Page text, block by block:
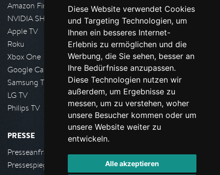
Diese Website verwendet Cookies
und Targeting Technologien, um
Ihnen ein besseres Internet-
Erlebnis zu ermöglichen und die
Werbung, die Sie sehen, besser an
Ihre Bedürfnisse anzupassen.
Diese Technologien nutzen wir
außerdem, um Ergebnisse zu
messen, um zu verstehen, woher
unsere Besucher kommen oder um
unsere Website weiter zu
entwickeln.
Alle akzeptieren
Amazon FireTV
NVIDIA SHIELD, Google TV
Apple TV
Roku
Xbox One
Google Cast
Samsung TV
LG TV
Philips TV
PRESSE
Presseanfrage stellen
Pressespiegel